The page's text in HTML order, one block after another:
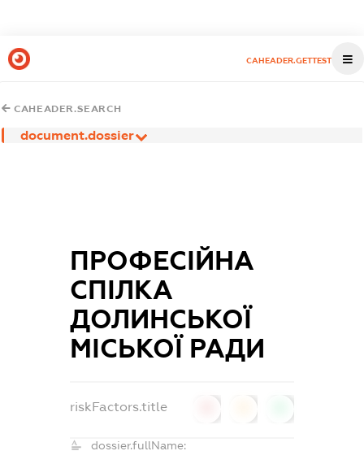
CAHEADER.GETTEST
CAHEADER.SEARCH
document.dossier
ПРОФЕСІЙНА
СПІЛКА
ДОЛИНСЬКОЇ
МІСЬКОЇ РАДИ
riskFactors.title
dossier.fullName: